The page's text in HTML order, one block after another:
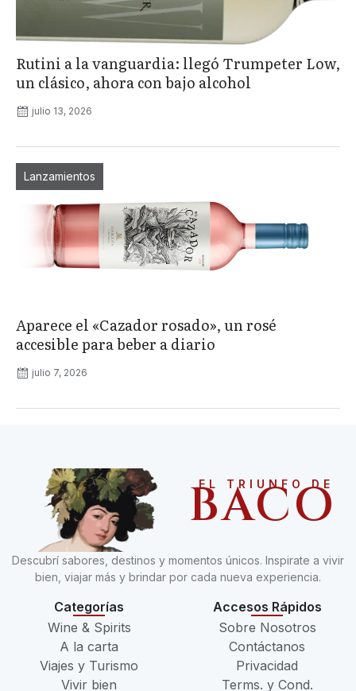
Rutini a la vanguardia: llegó Trumpeter Low,
un clásico, ahora con bajo alcohol
julio 13, 2026
Lanzamientos
Aparece el «Cazador rosado», un rosé
accesible para beber a diario
julio 7, 2026
EL TRIUNFO DE
BACO
Descubrí sabores, destinos y momentos únicos. Inspirate a vivir
bien, viajar más y brindar por cada nueva experiencia.
Categorías
Wine & Spirits
A la carta
Viajes y Turismo
Vivir bien
Accesos Rápidos
Sobre Nosotros
Contáctanos
Privacidad
Terms. y Cond.